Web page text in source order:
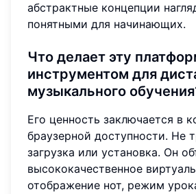
абстрактные концепции
понятными для начинающих.
Что делает эту
инструментом для
музыкального
Его ценность заключается в
браузерной доступности. Не
загрузка или установка. Он
высококачественное
отображение нот, режим